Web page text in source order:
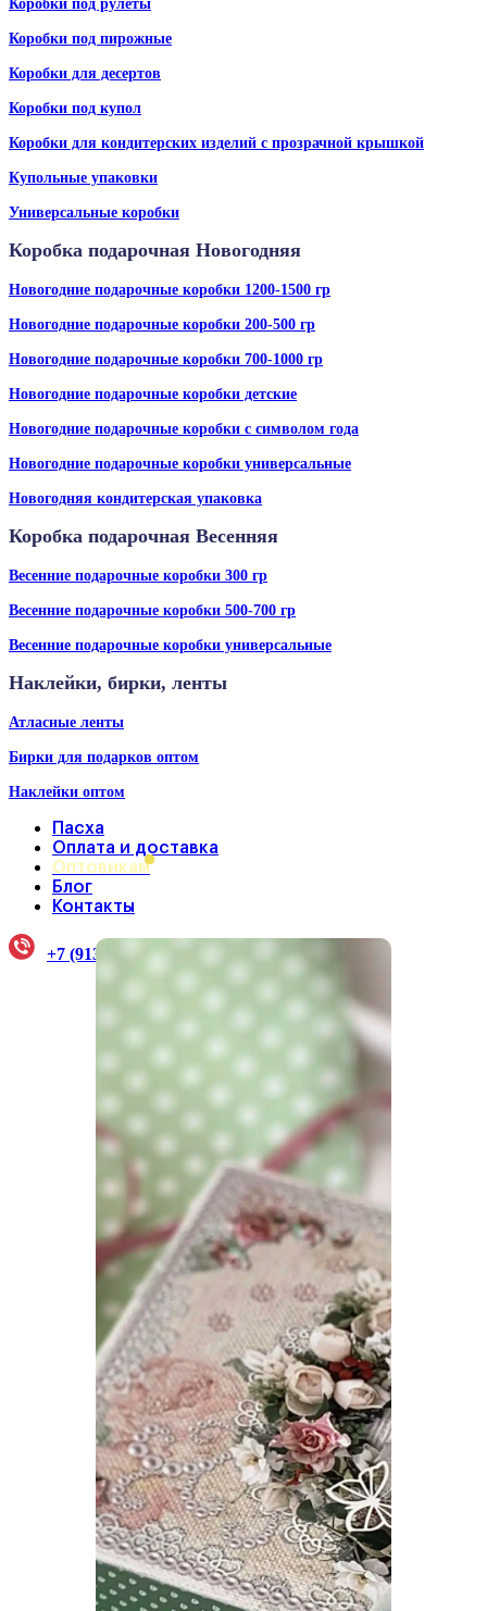
Коробки под пирожные
Коробки для десертов
Коробки под купол
Коробки для кондитерских изделий с прозрачной крышкой
Купольные упаковки
Универсальные коробки
Коробка подарочная Новогодняя
Новогодние подарочные коробки 1200-1500 гр
Новогодние подарочные коробки 200-500 гр
Новогодние подарочные коробки 700-1000 гр
Новогодние подарочные коробки детские
Новогодние подарочные коробки с символом года
Новогодние подарочные коробки универсальные
Новогодняя кондитерская упаковка
Коробка подарочная Весенняя
Весенние подарочные коробки 300 гр
Весенние подарочные коробки 500-700 гр
Весенние подарочные коробки универсальные
Наклейки, бирки, ленты
Атласные ленты
Бирки для подарков оптом
Наклейки оптом
Пасха
Оплата и доставка
Оптовикам
Блог
Контакты
+7 (913) 922-33-38